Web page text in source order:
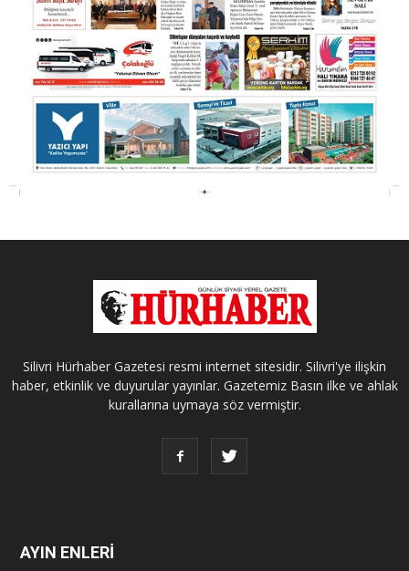
Silivri Hürhaber Gazetesi resmi internet sitesidir. Silivri'ye ilişkin
haber, etkinlik ve duyurular yayınlar. Gazetemiz Basın ilke ve ahlak
kurallarına uymaya söz vermiştir.
AYIN ENLERİ